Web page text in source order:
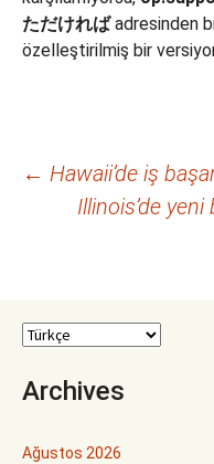
ただければadresinden
özelleştirilmiş bir
Yazı
dolaşımı
← Hawaii’de iş
Illinois’de
Archives
Ağustos 2026